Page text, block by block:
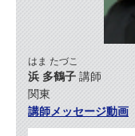
はま たづこ
浜 多鶴子 講師
関東
講師メッセージ動画